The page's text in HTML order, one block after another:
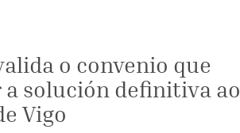
o convenio que
solución definitiva ao
Vigo